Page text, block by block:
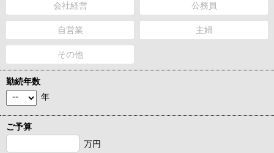
会社経営 公務員
自営業 主婦
その他
勤続年数
年
ご予算
万円